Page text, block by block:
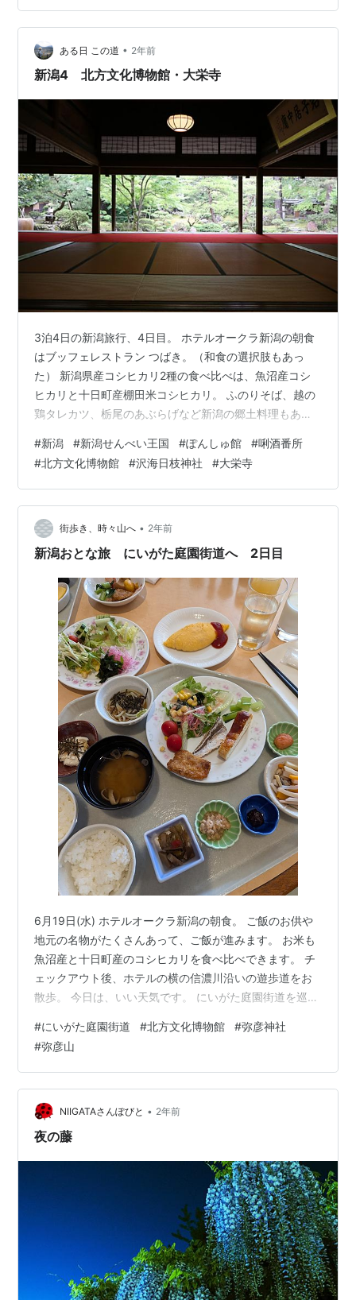
めですねー･･･。 中門にある受付で、入園料を払って中に
入ります。 平日に訪れたのですが、沢山のお客様がいら
っしゃいました。 …
ある日 この道 • 2年前
新潟4 北方文化博物館・大栄寺
3泊4日の新潟旅行、4日目。 ホテルオークラ新潟の朝食
はブッフェレストラン つばき。（和食の選択肢もあっ
た） 新潟県産コシヒカリ2種の食べ比べは、魚沼産コシ
ヒカリと十日町産棚田米コシヒカリ。 ふのりそば、越の
鶏タレカツ、栃尾のあぶらげなど新潟の郷土料理もあっ
のホテル┃ホテルオークラ新潟【公式サイト】 CoCoLo新
潟へ。 CoCoLo新潟 | ショッピングセンター「駅ビル
CoCoLo」がもっと楽しくなる情報サイト ばかうけ
STATION 新潟せんべい王国で、新潟むすび炭火手焼き煎
餅の醤油とざらめを購入。新潟市に本社のある株式会社
栗山米菓が運営…
#新潟 #新潟せんべい王国 #ぽんしゅ館 #唎酒番所
#北方文化博物館 #沢海日枝神社 #大栄寺
街歩き、時々山へ • 2年前
新潟おとな旅 にいがた庭園街道へ 2日目
6月19日(水) ホテルオークラ新潟の朝食。 ご飯のお供や
地元の名物がたくさんあって、ご飯が進みます。 お米も
魚沼産と十日町産のコシヒカリを食べ比べできます。 チ
ェックアウト後、ホテルの横の信濃川沿いの遊歩道をお
散歩。 今日は、いい天気です。 にいがた庭園街道を巡る
北方文化博物館へ。 昔の豪農の屋敷が博物館になってい
ます。 昨日訪れた北方文化博物館新潟分館を持っていた
伊藤家の本邸です。 入館料は800円ですが、JAFの割引
で700円になりました。 広い敷地にめちゃめちゃ大きな
建物がたくさんあります。 全盛期には家族と使用人を合
わせて100人近…
#にいがた庭園街道 #北方文化博物館 #弥彦神社
#弥彦山
NIIGATAさんぽびと • 2年前
夜の藤